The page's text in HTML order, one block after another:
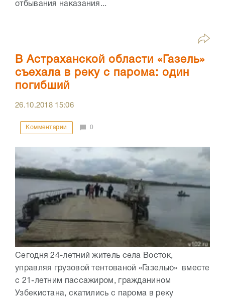
отбывания наказания...
В Астраханской области «Газель»
съехала в реку с парома: один
погибший
26.10.2018 15:06
Комментарии 0
Сегодня 24-летний житель села Восток,
управляя грузовой тентованой «Газелью» вместе
с 21-летним пассажиром, гражданином
Узбекистана, скатились с парома в реку